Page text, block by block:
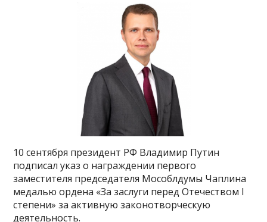
10 сентября президент РФ Владимир Путин
подписал указ о награждении первого
заместителя председателя Мособлдумы Чаплина
медалью ордена «За заслуги перед Отечеством I
степени» за активную законотворческую
деятельность.